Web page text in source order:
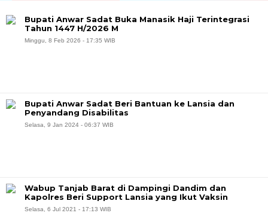
Bupati Anwar Sadat Buka Manasik Haji Terintegrasi
Tahun 1447 H/2026 M
Minggu, 8 Feb 2026 - 17:35 WIB
Bupati Anwar Sadat Beri Bantuan ke Lansia dan
Penyandang Disabilitas
Selasa, 9 Jan 2024 - 06:37 WIB
Wabup Tanjab Barat di Dampingi Dandim dan
Kapolres Beri Support Lansia yang Ikut Vaksin
Selasa, 6 Jul 2021 - 17:13 WIB